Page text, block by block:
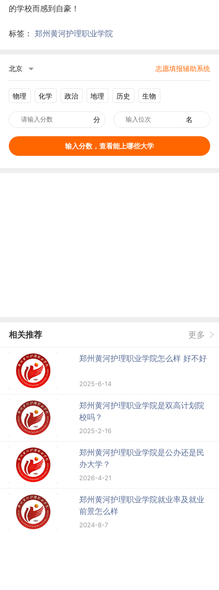
的学校而感到自豪！
标签： 郑州黄河护理职业学院
北京 志愿填报辅助系统
物理 化学 政治 地理 历史 生物
分 名
输入分数，查看能上哪些大学
相关推荐 更多
郑州黄河护理职业学院怎么样 好不好
2025-6-14
郑州黄河护理职业学院是双高计划院
校吗？
2025-2-16
郑州黄河护理职业学院是公办还是民
办大学？
2026-4-21
郑州黄河护理职业学院就业率及就业
前景怎么样
2024-8-7